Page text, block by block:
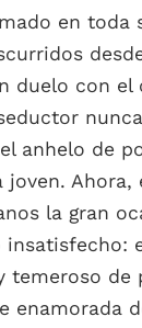
en toda
duelo con el
anhelo de
Ahora,
la gran
insatisfecho:
temeroso de
enamorada